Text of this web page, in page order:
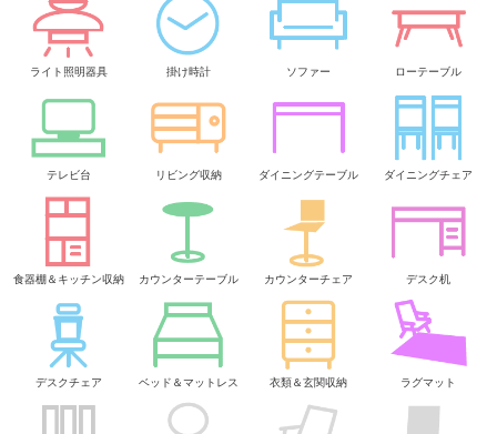
ライト照明器具 掛け時計 ソファー ローテーブル
テレビ台 リビング収納 ダイニングテーブル ダイニングチェア
食器棚＆キッチン収納 カウンターテーブル カウンターチェア デスク机
デスクチェア ベッド＆マットレス 衣類＆玄関収納 ラグマット